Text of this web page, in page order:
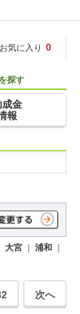
お気に入り 0
探す
成金
報
大宮 ｜ 浦和 ｜
次へ